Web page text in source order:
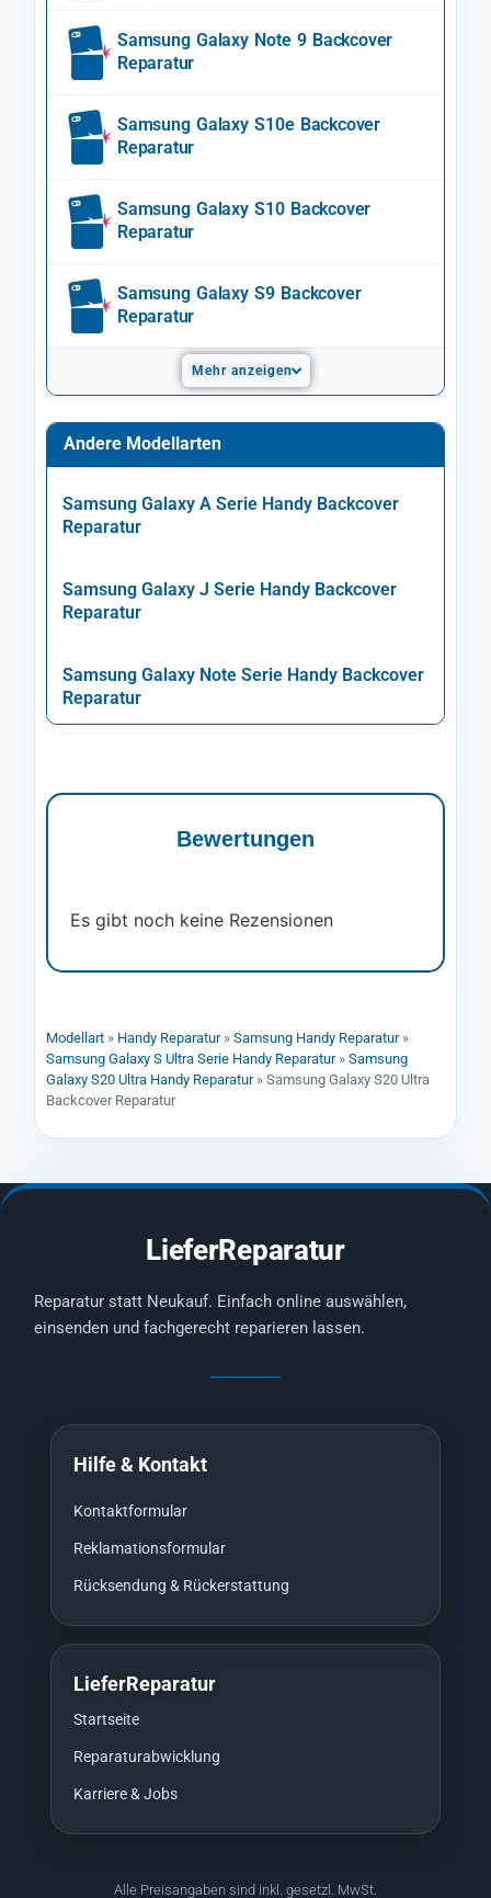
Samsung Galaxy Note 9 Backcover
Reparatur
Samsung Galaxy S10e Backcover
Reparatur
Samsung Galaxy S10 Backcover
Reparatur
Samsung Galaxy S9 Backcover
Reparatur
Mehr anzeigen
Andere Modellarten
Samsung Galaxy A Serie Handy Backcover
Reparatur
Samsung Galaxy J Serie Handy Backcover
Reparatur
Samsung Galaxy Note Serie Handy Backcover
Reparatur
Bewertungen
Es gibt noch keine Rezensionen
Modellart » Handy Reparatur» Samsung Handy Reparatur»
Samsung Galaxy S Ultra Serie Handy Reparatur» Samsung
Galaxy S20 Ultra Handy Reparatur» Samsung Galaxy S20 Ultra
Backcover Reparatur
LieferReparatur
Reparatur statt Neukauf. Einfach online auswählen,
einsenden und fachgerecht reparieren lassen.
Hilfe & Kontakt
Kontaktformular
Reklamationsformular
Rücksendung & Rückerstattung
LieferReparatur
Startseite
Reparaturabwicklung
Karriere & Jobs
Alle Preisangaben sind inkl. gesetzl. MwSt.